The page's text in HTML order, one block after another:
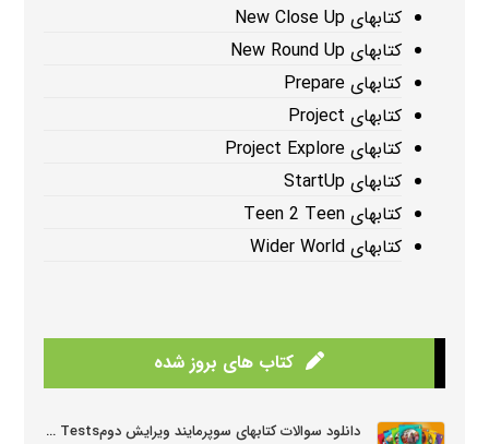
کتابهای New Close Up
کتابهای New Round Up
کتابهای Prepare
کتابهای Project
کتابهای Project Explore
کتابهای StartUp
کتابهای Teen 2 Teen
کتابهای Wider World
کتاب های بروز شده
دانلود سوالات کتابهای سوپرمایند ویرایش دومSuper Mind Tests